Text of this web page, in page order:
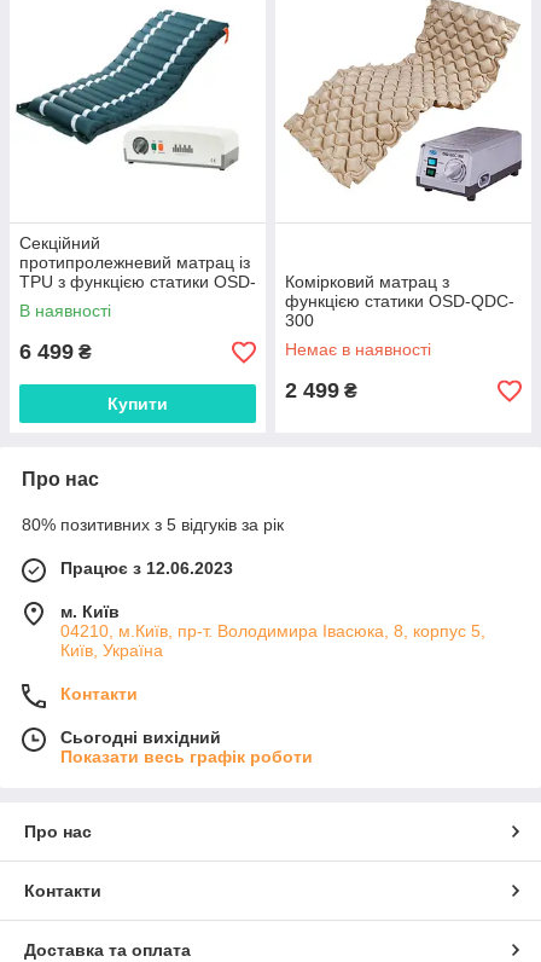
Секційний
протипролежневий матрац із
TPU з функцією статики OSD-
F-605
В наявності
6 499 ₴
Купити
Комірковий матрац з
функцією статики OSD-QDC-
300
Немає в наявності
2 499 ₴
Про нас
80% позитивних з 5 відгуків за рік
Працює з 12.06.2023
м. Київ
04210, м.Київ, пр-т. Володимира Івасюка, 8, корпус 5,
Київ, Україна
Контакти
Сьогодні вихідний
Показати весь графік роботи
Про нас
Контакти
Доставка та оплата